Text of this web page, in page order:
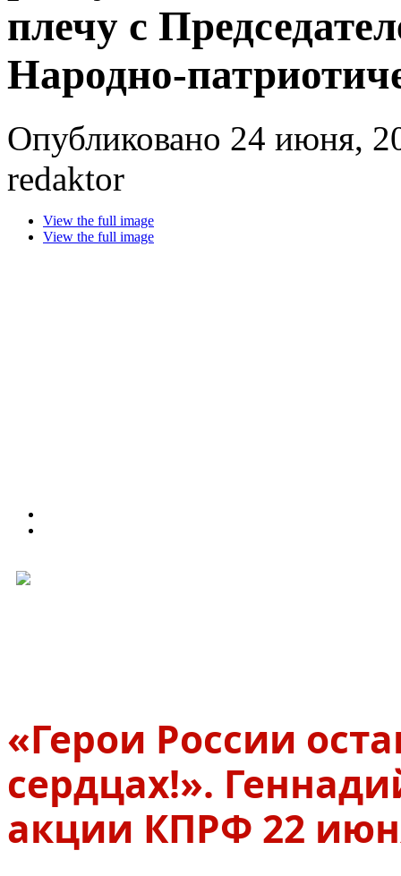
плечу с
Народно-
Опубликовано 24 июня,
redaktor
View the full image
View the full image
«Герои России
сердцах!».
акции КПРФ 22